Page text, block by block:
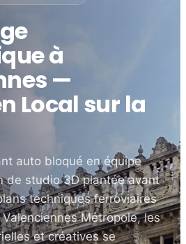
à
—
Local sur la
auto bloqué en équipe
de studio 3D plantée avant
techniques ferroviaires
Métropole, les
et créatives se